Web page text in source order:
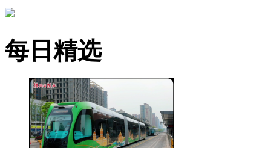
每日精选